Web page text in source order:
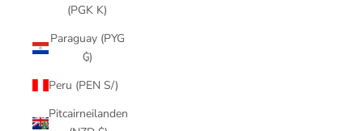
(PGK K)
Paraguay (PYG
₲)
Peru (PEN S/)
Pitcairneilanden